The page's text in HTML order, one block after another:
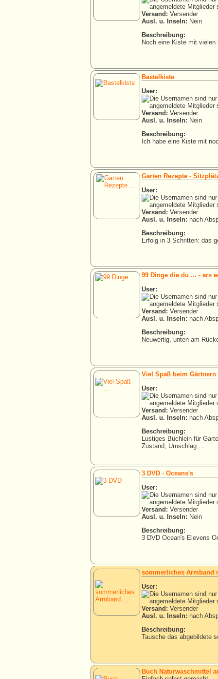
Versand: Versender
Ausl. u. Inseln: Nein
Beschreibung:
Noch eine Kiste mit
Bastelkiste
User:
Versand: Versender
Ausl. u. Inseln: Nein
Beschreibung:
Ich habe eine Kiste mit
Garten Rezepte -
User:
Versand: Versender
Ausl. u. Inseln: nach
Beschreibung:
Erfolg in 3 Schritten: das
99 Dinge die du ... - ars
User:
Versand: Versender
Ausl. u. Inseln: nach
Beschreibung:
Neuwertig, unten am
Viel Spaß beim Gärtnern
User:
Versand: Versender
Ausl. u. Inseln: nach
Beschreibung:
Lustiges Büchlein für
Zustand, Umschlag ...
3 DVD - Oceans's
User:
Versand: Versender
Ausl. u. Inseln: Nein
Beschreibung:
3 DVD Ocean's Elevens
sommerliches Armband
User:
Versand: Versender
Ausl. u. Inseln: nach
Beschreibung:
Tausche das abgebildete
...
Buch Naturwaschmittel